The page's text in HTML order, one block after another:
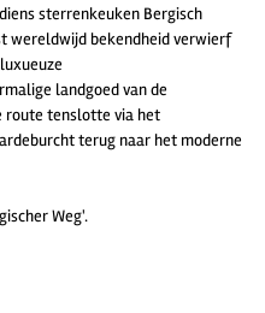
sterrenkeuken Bergisch
wereldwijd bekendheid verwierf
landgoed van de
route tenslotte via het
terug naar het moderne
Weg'.